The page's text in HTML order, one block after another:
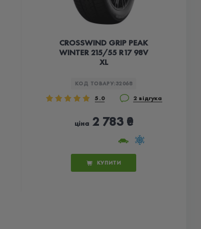
CROSSWIND GRIP PEAK
WINTER 215/55 R17 98V
XL
КОД ТОВАРУ:32068
5.0 2 відгука
ціна2 783 ₴
КУПИТИ